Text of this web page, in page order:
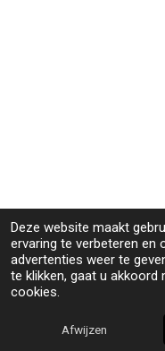
Deze website maakt
ervaring te verbeteren en
advertenties weer te
te klikken, gaat u akkoord
cookies.
Afwijzen